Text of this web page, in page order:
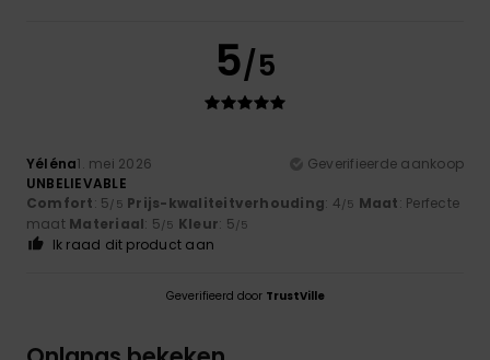
5/5
Yéléna1. mei 2026
Geverifieerde aankoop
UNBELIEVABLE
Comfort: 5/5 Prijs-kwaliteitverhouding: 4/5 Maat: Perfecte
maat Materiaal: 5/5 Kleur: 5/5
Ik raad dit product aan
Geverifieerd door TrustVille